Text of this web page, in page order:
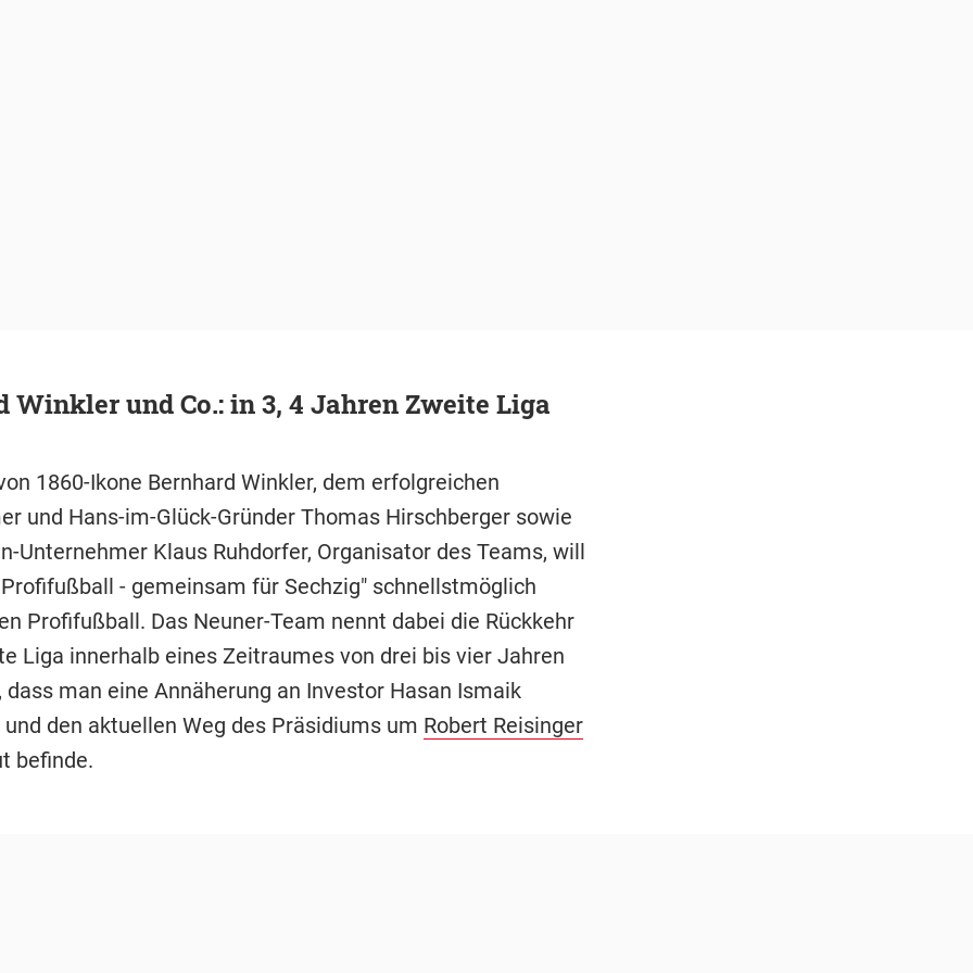
Winkler und Co.: in 3, 4 Jahren Zweite Liga
1860-Ikone Bernhard Winkler, dem erfolgreichen
und Hans-im-Glück-Gründer Thomas Hirschberger sowie
Unternehmer Klaus Ruhdorfer, Organisator des Teams, will
- gemeinsam für Sechzig" schnellstmöglich
Profifußball. Das Neuner-Team nennt dabei die Rückkehr
Liga innerhalb eines Zeitraumes von drei bis vier Jahren
dass man eine Annäherung an Investor Hasan Ismaik
den aktuellen Weg des Präsidiums um Robert Reisinger
befinde.